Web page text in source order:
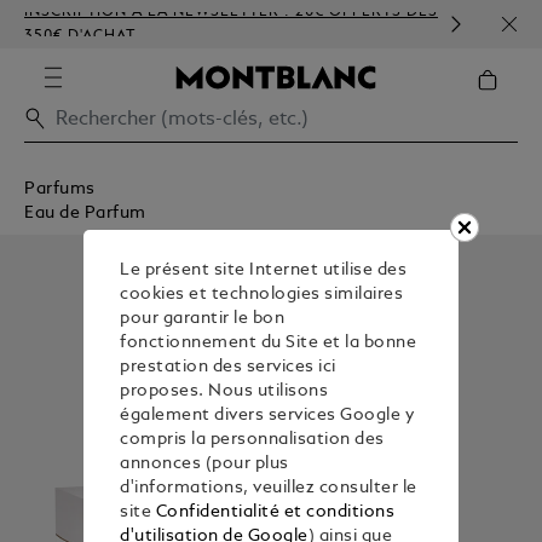
INSCRIPTION À LA NEWSLETTER : 20€ OFFERTS DÈS
350€ D'ACHAT
Parfums
Eau de Parfum
Le présent site Internet utilise des
cookies et technologies similaires
pour garantir le bon
fonctionnement du Site et la bonne
prestation des services ici
proposes. Nous utilisons
également divers services Google y
compris la personnalisation des
annonces (pour plus
d'informations, veuillez consulter le
site Confidentialité et conditions
d'utilisation de Google) ainsi que